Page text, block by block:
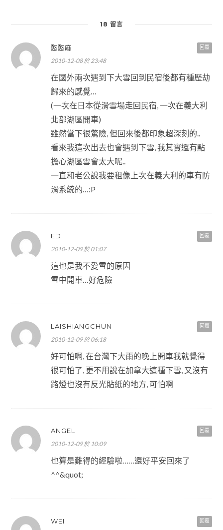
18 留言
回覆
憨憨麻
2010-12-08 於 23:48
在國外兩次遇到下大雪回到民宿後都有種歷劫
歸來的感覺…
(一次在日本從滑雪場走回民宿, 一次在義大利
北部湖區開車)
雖然當下很驚險, 但回來後都印象超深刻的..
看來我這次出去也會遇到下雪, 我其實還有點
擔心湖區雪會太大呢..
一直和老公說我要租像上次在義大利的車有防
滑系統的…:P
回覆
ED
2010-12-09 於 01:07
這也是我不愛雪的原因
雪中開車…好危險
回覆
LAISHIANGCHUN
2010-12-09 於 06:18
好可怕啊, 在台灣下大雨的晚上開車我就覺得
很可怕了, 更不用說在加拿大這種下雪, 又沒有
路燈也沒有反光貼紙的地方, 可怕啊
回覆
ANGEL
2010-12-09 於 10:09
也算是難得的經驗啦……還好平安回來了
^^&quot;
回覆
WEI